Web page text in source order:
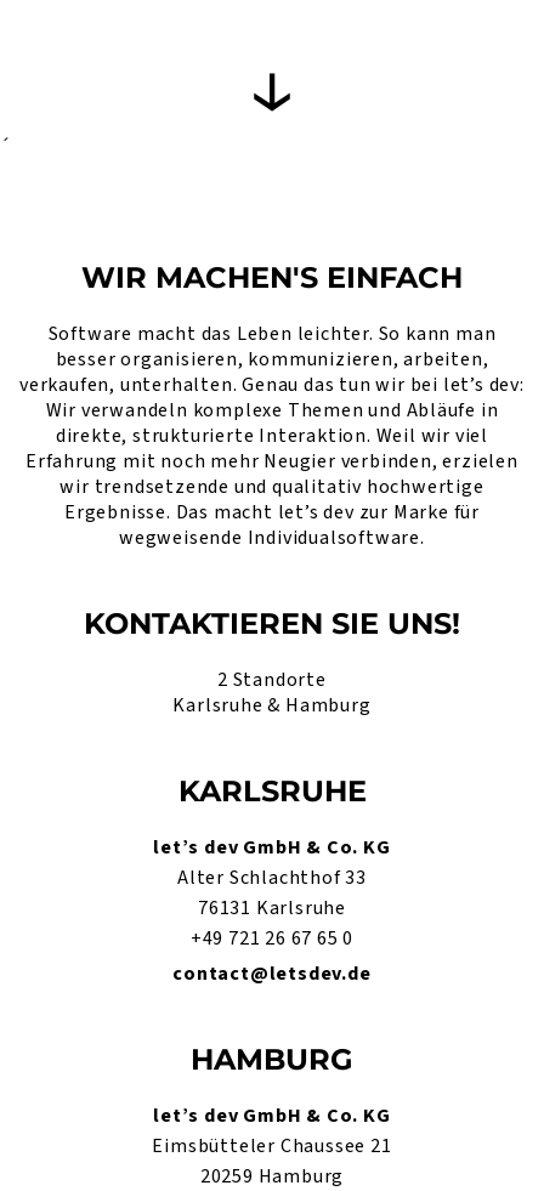
´
WIR MACHEN'S EINFACH
Software macht das Leben leichter. So kann man
besser organisieren, kommunizieren, arbeiten,
verkaufen, unterhalten. Genau das tun wir bei let’s dev:
Wir verwandeln komplexe Themen und Abläufe in
direkte, strukturierte Interaktion. Weil wir viel
Erfahrung mit noch mehr Neugier verbinden, erzielen
wir trendsetzende und qualitativ hochwertige
Ergebnisse. Das macht let’s dev zur Marke für
wegweisende Individualsoftware.
KONTAKTIEREN SIE UNS!
2 Standorte
Karlsruhe & Hamburg
KARLSRUHE
let’s dev GmbH & Co. KG
Alter Schlachthof 33
76131 Karlsruhe
+49 721 26 67 65 0
contact@letsdev.de
HAMBURG
let’s dev GmbH & Co. KG
Eimsbütteler Chaussee 21
20259 Hamburg